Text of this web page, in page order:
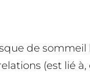
de sommeil
(est lié